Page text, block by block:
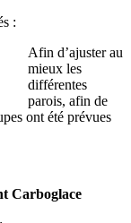
:
Afin d’ajuster au
mieux les
différentes
parois, afin de
ont été prévues
Carboglace